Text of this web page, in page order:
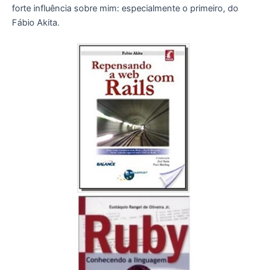
forte influência sobre mim: especialmente o primeiro, do
Fábio Akita.